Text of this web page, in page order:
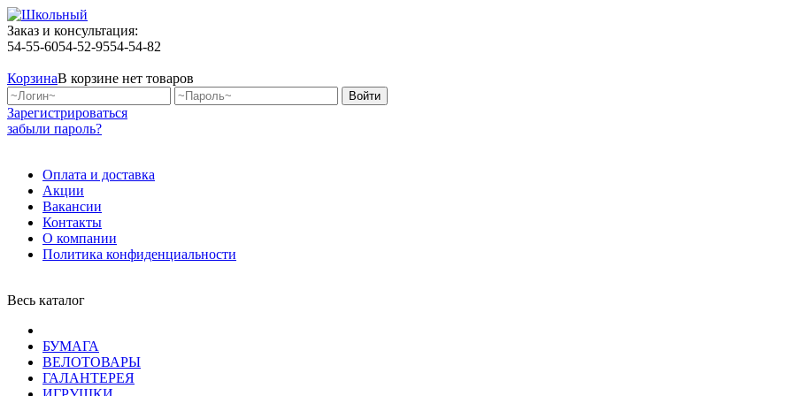
Заказ и консультация:
54-55-6054-52-9554-54-82
КорзинаВ корзине нет товаров
Зарегистрироваться
забыли пароль?
Оплата и доставка
Акции
Вакансии
Контакты
О компании
Политика конфиденциальности
Весь каталог
БУМАГА
ВЕЛОТОВАРЫ
ГАЛАНТЕРЕЯ